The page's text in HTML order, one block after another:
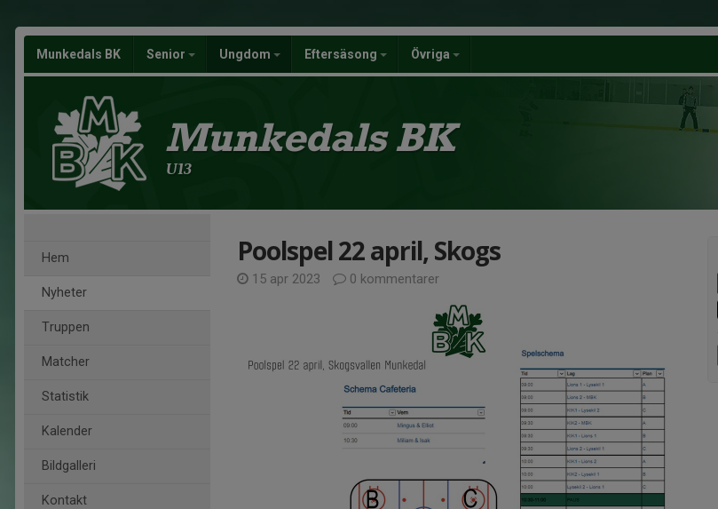
Munkedals BK Senior Ungdom Eftersäsong Övriga
Munkedals BK
U13
Hem
Nyheter
Truppen
Matcher
Statistik
Kalender
Bildgalleri
Kontakt
Poolspel 22 april, Skogs
15 apr 2023 0 kommentarer